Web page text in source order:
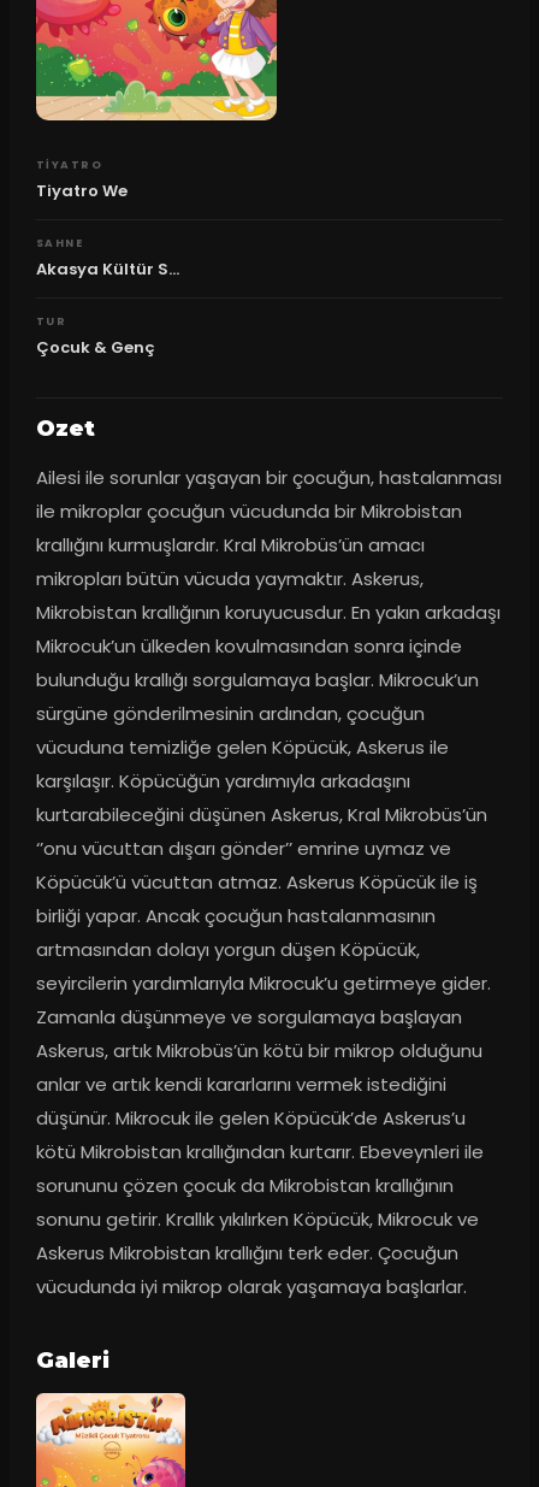
TIYATRO
Tiyatro We
SAHNE
Akasya Kültür S...
TUR
Çocuk & Genç
Ozet
Ailesi ile sorunlar yaşayan bir çocuğun, hastalanması
ile mikroplar çocuğun vücudunda bir Mikrobistan
krallığını kurmuşlardır. Kral Mikrobüs’ün amacı
mikropları bütün vücuda yaymaktır. Askerus,
Mikrobistan krallığının koruyucusdur. En yakın arkadaşı
Mikrocuk’un ülkeden kovulmasından sonra içinde
bulunduğu krallığı sorgulamaya başlar. Mikrocuk’un
sürgüne gönderilmesinin ardından, çocuğun
vücuduna temizliğe gelen Köpücük, Askerus ile
karşılaşır. Köpücüğün yardımıyla arkadaşını
kurtarabileceğini düşünen Askerus, Kral Mikrobüs’ün
‘’onu vücuttan dışarı gönder’’ emrine uymaz ve
Köpücük’ü vücuttan atmaz. Askerus Köpücük ile iş
birliği yapar. Ancak çocuğun hastalanmasının
artmasından dolayı yorgun düşen Köpücük,
seyircilerin yardımlarıyla Mikrocuk’u getirmeye gider.
Zamanla düşünmeye ve sorgulamaya başlayan
Askerus, artık Mikrobüs’ün kötü bir mikrop olduğunu
anlar ve artık kendi kararlarını vermek istediğini
düşünür. Mikrocuk ile gelen Köpücük’de Askerus’u
kötü Mikrobistan krallığından kurtarır. Ebeveynleri ile
sorununu çözen çocuk da Mikrobistan krallığının
sonunu getirir. Krallık yıkılırken Köpücük, Mikrocuk ve
Askerus Mikrobistan krallığını terk eder. Çocuğun
vücudunda iyi mikrop olarak yaşamaya başlarlar.
Galeri